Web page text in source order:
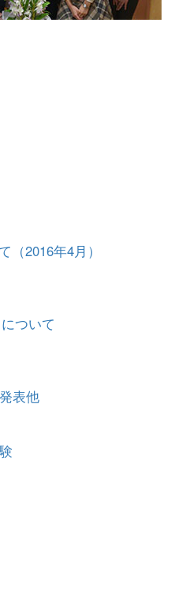
2016年4月）
ついて
表他